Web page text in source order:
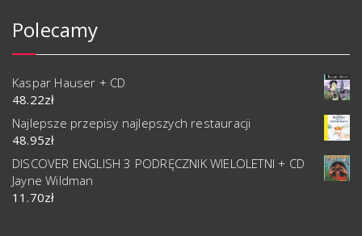
Polecamy
Kaspar Hauser + CD
48.22zł
Najlepsze przepisy najlepszych restauracji
48.95zł
DISCOVER ENGLISH 3 PODRĘCZNIK WIELOLETNI + CD
Jayne Wildman
11.70zł